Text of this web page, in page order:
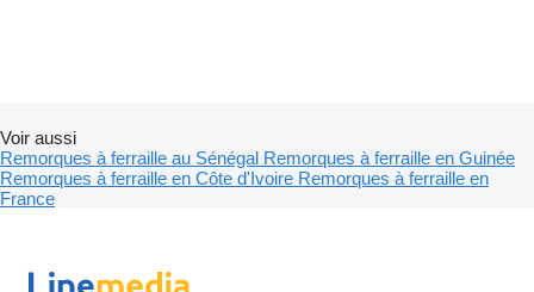
Voir aussi
Remorques à ferraille au Sénégal Remorques à ferraille en Guinée
Remorques à ferraille en Côte d'Ivoire Remorques à ferraille en
France